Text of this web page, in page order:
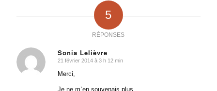
5
RÉPONSES
Sonia Lelièvre
dit
:
21 février 2014 à 3 h 12 min
Merci,
Je ne m`en souvenais plus